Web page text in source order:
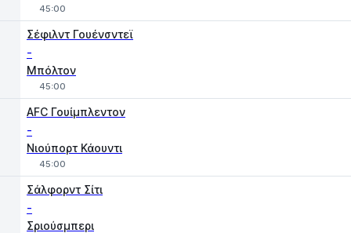
45:00
Σέφιλντ Γουένσντεϊ
-
Μπόλτον
45:00
AFC Γουίμπλεντον
-
Νιούπορτ Κάουντι
45:00
Σάλφορντ Σίτι
-
Σριούσμπερι